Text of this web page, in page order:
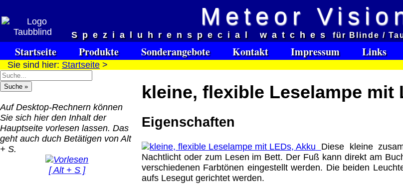
Meteor
Spezialuhrenspecial watches
für Blinde /
Startseite Produkte Sonderangebote Kontakt Impressum Links
Sie sind hier: Startseite >
Auf Desktop-Rechnern können
Sie sich hier den Inhalt der
Hauptseite vorlesen lassen. Das
geht auch duch Betätigen von Alt
+ S.
[ Alt + S ]
kleine, flexible Leselampe mit
Eigenschaften
Diese kleine
Nachtlicht oder zum Lesen im Bett. Der Fuß kann direkt am
verschiedenen Farbtönen eingestellt werden. Die beiden
aufs Lesegut gerichtet werden.
QR Code:
Versandkosten DHL Standard
bis 5kg
Deutschland Vorkasse:
6.95 €
EU (inkl. Schweiz)
Vorkasse: 20.00 €
EU (inkl. Schweiz)
PayPal: 20.00 €
Der Versand erfolgt als
Software Download only
EU (inkl. Schweiz) PayPal: 0.00 €
Bei dieser Versandart erhalten Sie per
Lizenzschlüssel und die Rechnung /
keinen Datenträger